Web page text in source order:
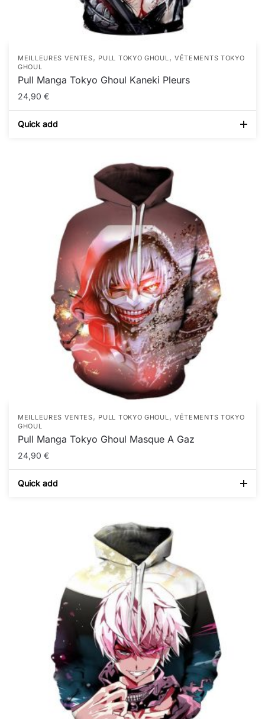
MEILLEURES VENTES, PULL TOKYO GHOUL, VÊTEMENTS TOKYO
GHOUL
Pull Manga Tokyo Ghoul Kaneki Pleurs
24,90 €
Quick add
MEILLEURES VENTES, PULL TOKYO GHOUL, VÊTEMENTS TOKYO
GHOUL
Pull Manga Tokyo Ghoul Masque A Gaz
24,90 €
Quick add